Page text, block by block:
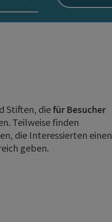
Stiften, diefür Besucher
Teilweise finden
die Interessierten einen
geben.